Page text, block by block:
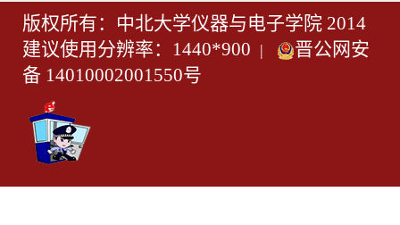
版权所有：中北大学仪器与电子学院 2014
建议使用分辨率：1440*900 |
晋公网安
备 14010002001550号